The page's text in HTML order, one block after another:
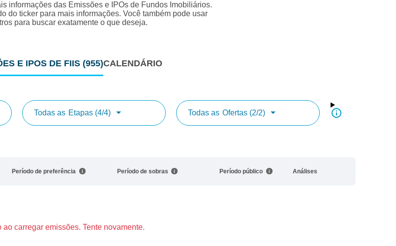
informações das Emissões e IPOs de Fundos Imobiliários.
do ticker para mais informações. Você também pode usar
para buscar exatamente o que deseja.
E IPOS DE FIIS (955)CALENDÁRIO
Todas as Etapas (4/4) Todas as Ofertas (2/2)
Período de preferência Período de sobras Período público Análises
ao carregar emissões. Tente novamente.